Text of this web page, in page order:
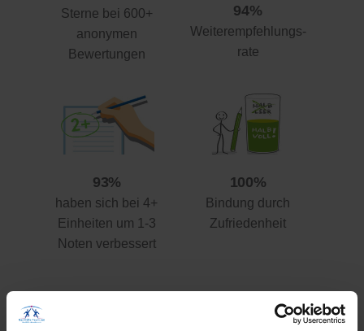
Sterne bei 600+
anonymen
Bewertungen
94%
Weiterempfehlungs-
rate
93%
haben sich bei 4+
Einheiten um 1-3
Noten verbessert
100%
Bindung durch
Zufriedenheit
Ihre Vorteile gegenüber anderen